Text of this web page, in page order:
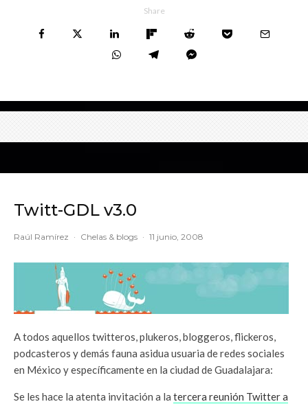
Share
Twitt-GDL v3.0
Raúl Ramírez · Chelas & blogs · 11 junio, 2008
A todos aquellos twitteros, plukeros, bloggeros, flickeros,
podcasteros y demás fauna asidua usuaria de redes sociales
en México y específicamente en la ciudad de Guadalajara:
Se les hace la atenta invitación a la tercera reunión Twitter a